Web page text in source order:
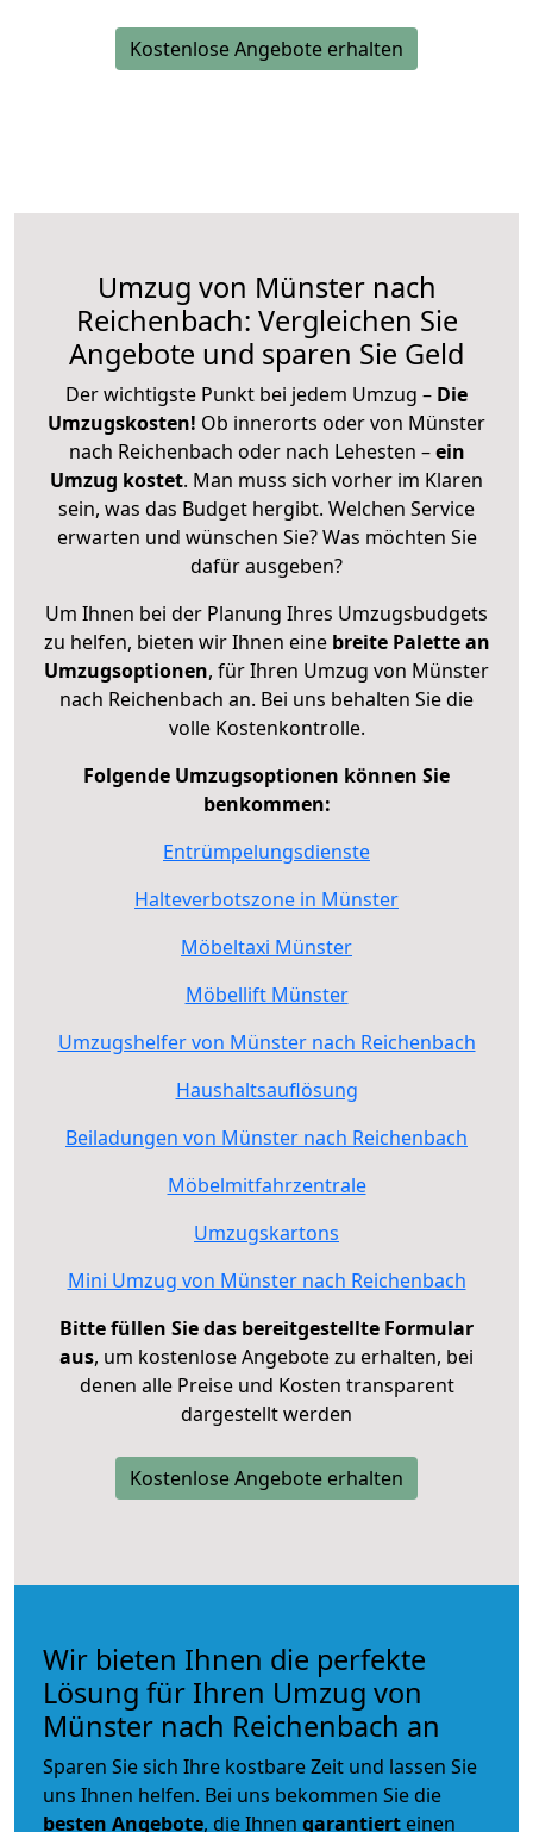
Kostenlose Angebote erhalten
Umzug von Münster nach
Reichenbach: Vergleichen Sie
Angebote und sparen Sie Geld
Der wichtigste Punkt bei jedem Umzug – Die
Umzugskosten! Ob innerorts oder von Münster
nach Reichenbach oder nach Lehesten –ein
Umzug kostet. Man muss sich vorher im Klaren
sein, was das Budget hergibt. Welchen Service
erwarten und wünschen Sie? Was möchten Sie
dafür ausgeben?
Um Ihnen bei der Planung Ihres Umzugsbudgets
zu helfen, bieten wir Ihnen eine breite Palette an
Umzugsoptionen, für Ihren Umzug von Münster
nach Reichenbach an. Bei uns behalten Sie die
volle Kostenkontrolle.
Folgende Umzugsoptionen können Sie
benkommen:
Entrümpelungsdienste
Halteverbotszone in Münster
Möbeltaxi Münster
Möbellift Münster
Umzugshelfer von Münster nach Reichenbach
Haushaltsauflösung
Beiladungen von Münster nach Reichenbach
Möbelmitfahrzentrale
Umzugskartons
Mini Umzug von Münster nach Reichenbach
Bitte füllen Sie das bereitgestellte Formular
aus, um kostenlose Angebote zu erhalten, bei
denen alle Preise und Kosten transparent
dargestellt werden
Kostenlose Angebote erhalten
Wir bieten Ihnen die perfekte
Lösung für Ihren Umzug von
Münster nach Reichenbach an
Sparen Sie sich Ihre kostbare Zeit und lassen Sie
uns Ihnen helfen. Bei uns bekommen Sie die
besten Angebote, die Ihnen garantiert einen